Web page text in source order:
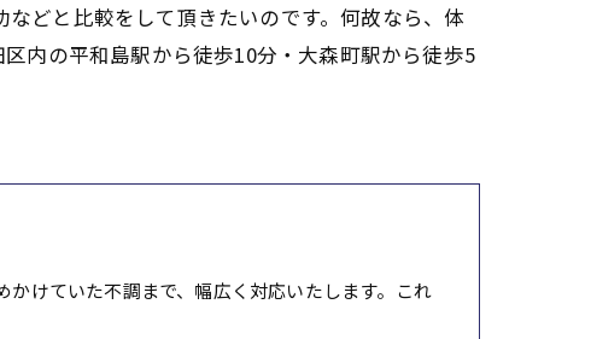
どと比較をして頂きたいのです。何故なら、体
内の平和島駅から徒歩10分・大森町駅から徒歩5
けていた不調まで、幅広く対応いたします。これ